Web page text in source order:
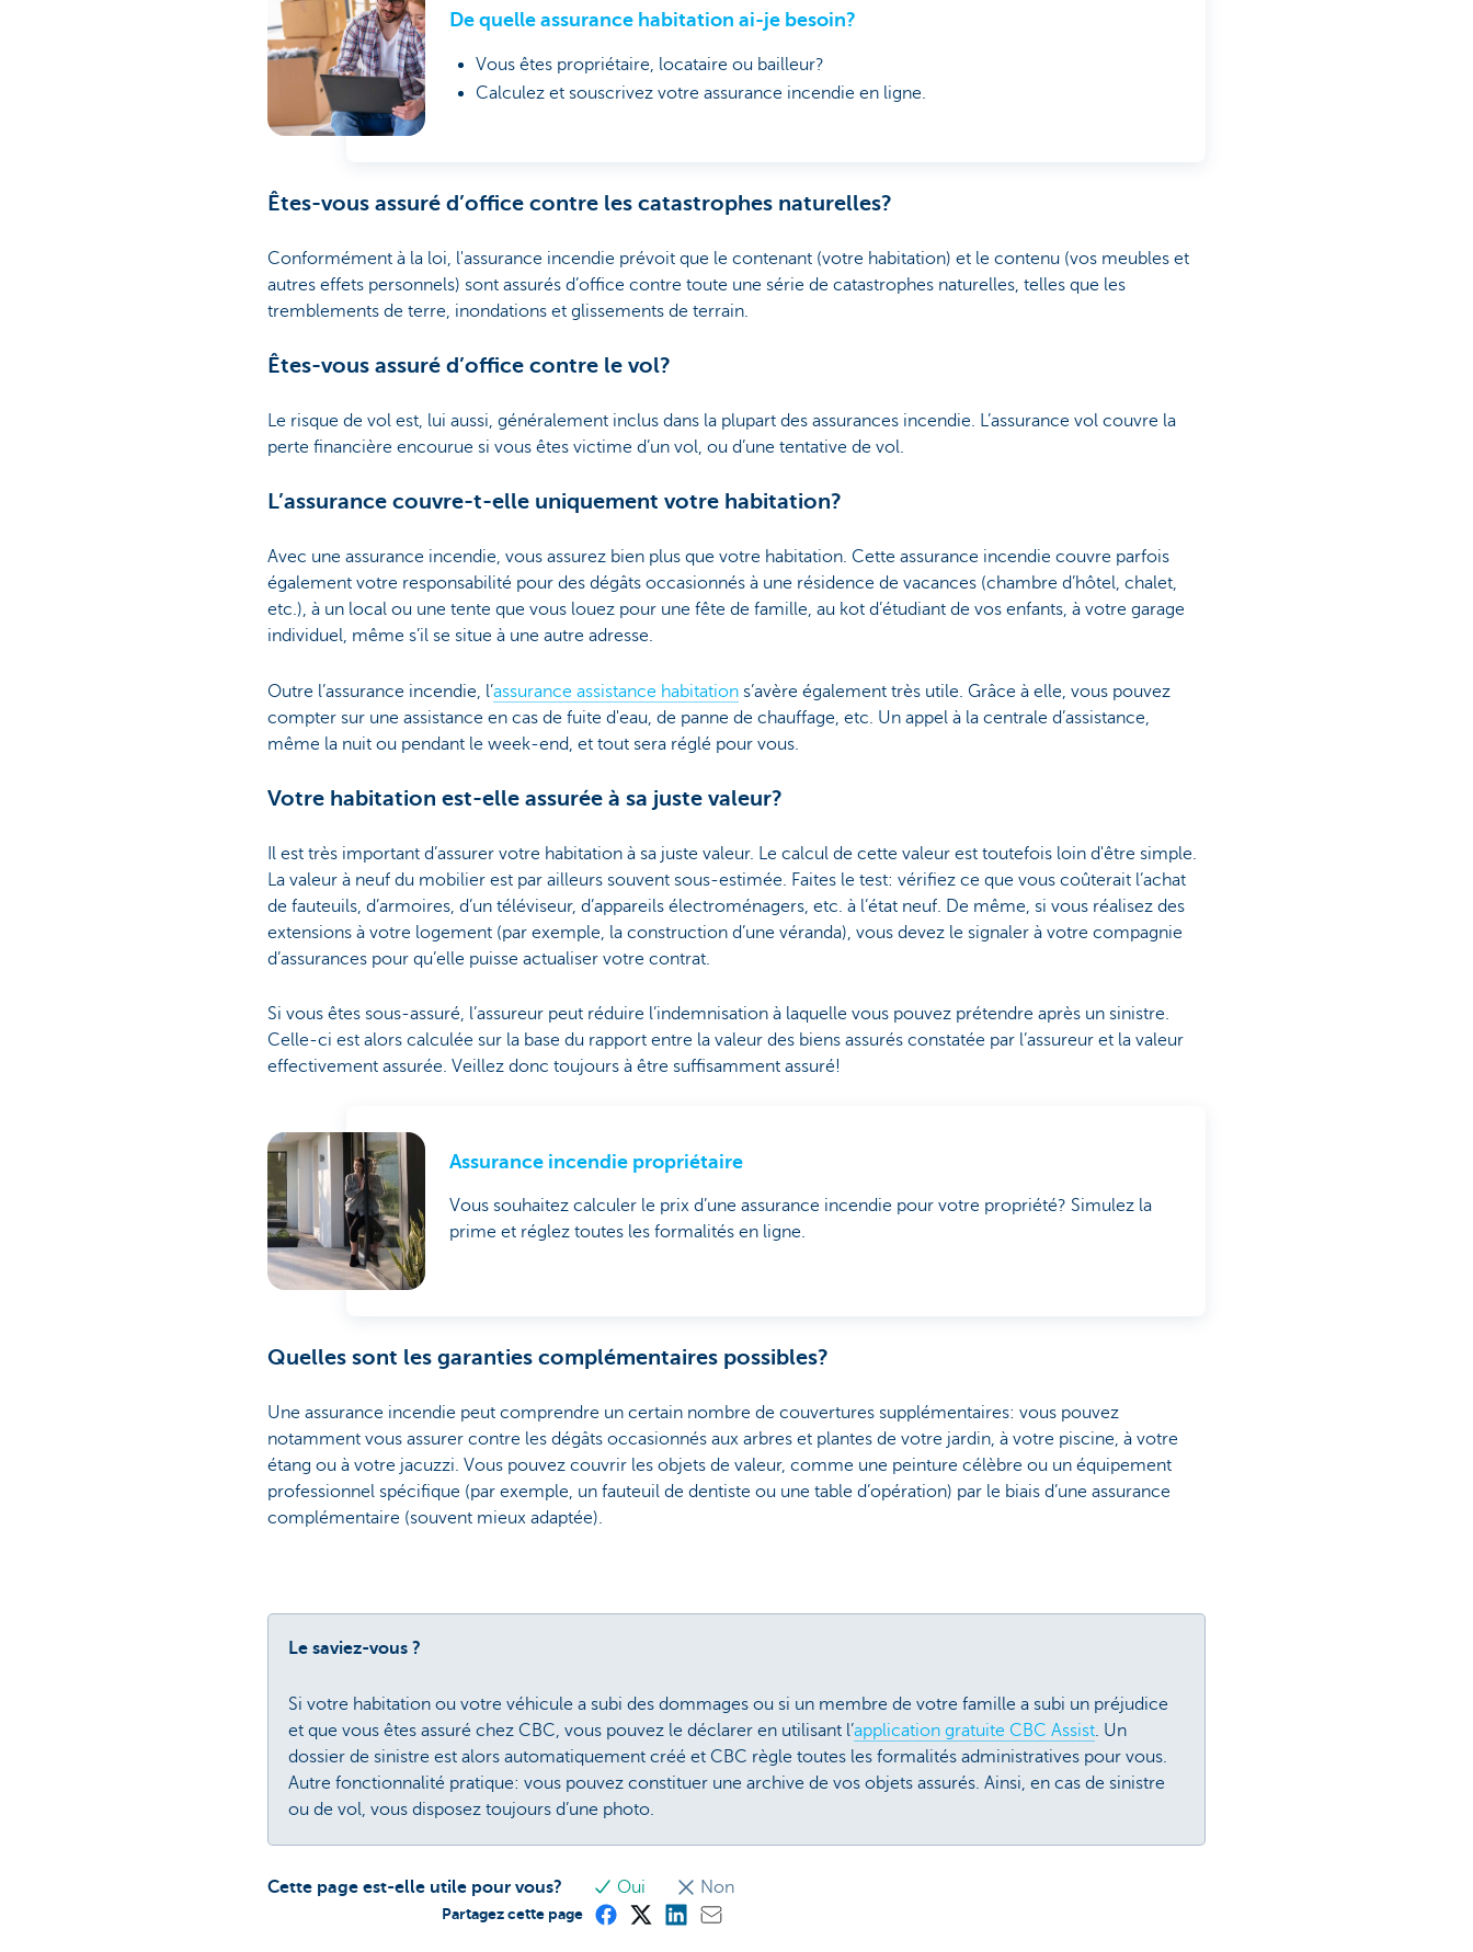
De quelle assurance habitation ai-je besoin?
Vous êtes propriétaire, locataire ou bailleur?
Calculez et souscrivez votre assurance incendie en ligne.
Êtes-vous assuré d’office contre les catastrophes naturelles?
Conformément à la loi, l'assurance incendie prévoit que le contenant (votre habitation) et le contenu (vos meubles et
autres effets personnels) sont assurés d’office contre toute une série de catastrophes naturelles, telles que les
tremblements de terre, inondations et glissements de terrain.
Êtes-vous assuré d’office contre le vol?
Le risque de vol est, lui aussi, généralement inclus dans la plupart des assurances incendie. L’assurance vol couvre la
perte financière encourue si vous êtes victime d’un vol, ou d’une tentative de vol.
L’assurance couvre-t-elle uniquement votre habitation?
Avec une assurance incendie, vous assurez bien plus que votre habitation. Cette assurance incendie couvre parfois
également votre responsabilité pour des dégâts occasionnés à une résidence de vacances (chambre d’hôtel, chalet,
etc.), à un local ou une tente que vous louez pour une fête de famille, au kot d’étudiant de vos enfants, à votre garage
individuel, même s’il se situe à une autre adresse.
Outre l’assurance incendie, l’assurance assistance habitation s’avère également très utile. Grâce à elle, vous pouvez
compter sur une assistance en cas de fuite d'eau, de panne de chauffage, etc. Un appel à la centrale d’assistance,
même la nuit ou pendant le week-end, et tout sera réglé pour vous.
Votre habitation est-elle assurée à sa juste valeur?
Il est très important d’assurer votre habitation à sa juste valeur. Le calcul de cette valeur est toutefois loin d'être simple.
La valeur à neuf du mobilier est par ailleurs souvent sous-estimée. Faites le test: vérifiez ce que vous coûterait l’achat
de fauteuils, d’armoires, d’un téléviseur, d’appareils électroménagers, etc. à l’état neuf. De même, si vous réalisez des
extensions à votre logement (par exemple, la construction d’une véranda), vous devez le signaler à votre compagnie
d’assurances pour qu’elle puisse actualiser votre contrat.
Si vous êtes sous-assuré, l’assureur peut réduire l’indemnisation à laquelle vous pouvez prétendre après un sinistre.
Celle-ci est alors calculée sur la base du rapport entre la valeur des biens assurés constatée par l’assureur et la valeur
effectivement assurée. Veillez donc toujours à être suffisamment assuré!
Assurance incendie propriétaire
Vous souhaitez calculer le prix d’une assurance incendie pour votre propriété? Simulez la
prime et réglez toutes les formalités en ligne.
Quelles sont les garanties complémentaires possibles?
Une assurance incendie peut comprendre un certain nombre de couvertures supplémentaires: vous pouvez
notamment vous assurer contre les dégâts occasionnés aux arbres et plantes de votre jardin, à votre piscine, à votre
étang ou à votre jacuzzi. Vous pouvez couvrir les objets de valeur, comme une peinture célèbre ou un équipement
professionnel spécifique (par exemple, un fauteuil de dentiste ou une table d’opération) par le biais d’une assurance
complémentaire (souvent mieux adaptée).
Le saviez-vous ?
Si votre habitation ou votre véhicule a subi des dommages ou si un membre de votre famille a subi un préjudice
et que vous êtes assuré chez CBC, vous pouvez le déclarer en utilisant l’application gratuite CBC Assist. Un
dossier de sinistre est alors automatiquement créé et CBC règle toutes les formalités administratives pour vous.
Autre fonctionnalité pratique: vous pouvez constituer une archive de vos objets assurés. Ainsi, en cas de sinistre
ou de vol, vous disposez toujours d’une photo.
Cette page est-elle utile pour vous? Oui Non
Partagez cette page